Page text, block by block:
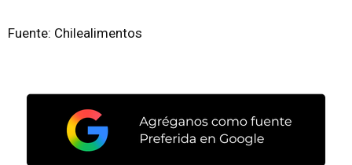
Fuente: Chilealimentos